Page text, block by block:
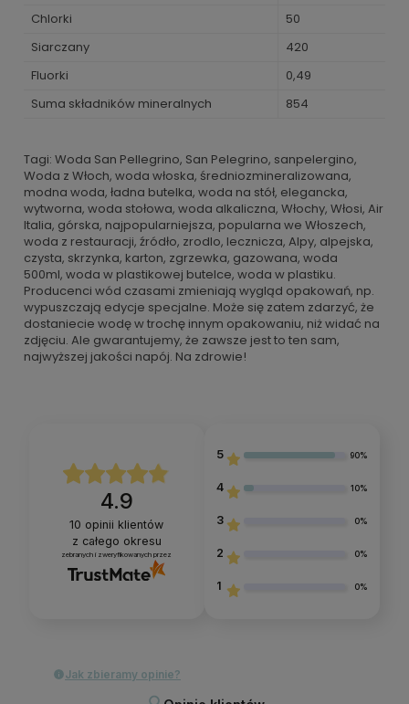
Chlorki
50
Siarczany
420
Fluorki
0,49
Suma składników mineralnych
854
Tagi: Woda San Pellegrino, San Pelegrino, sanpelergino,
Woda z Włoch, woda włoska, średniozmineralizowana,
modna woda, ładna butelka, woda na stół, elegancka,
wytworna, woda stołowa, woda alkaliczna, Włochy, Włosi, Air
Italia, górska, najpopularniejsza, popularna we Włoszech,
woda z restauracji, źródło, zrodlo, lecznicza, Alpy, alpejska,
czysta, skrzynka, karton, zgrzewka, gazowana, woda
500ml, woda w plastikowej butelce, woda w plastiku.
Producenci wód czasami zmieniają wygląd opakowań, np.
wypuszczają edycje specjalne. Może się zatem zdarzyć, że
dostaniecie wodę w trochę innym opakowaniu, niż widać na
zdjęciu. Ale gwarantujemy, że zawsze jest to ten sam,
najwyższej jakości napój. Na zdrowie!
4.9
10 opinii klientów
z całego okresu
zebranych i zweryfikowanych przez
5 90%
4 10%
3 0%
2 0%
1 0%
Jak zbieramy opinie?